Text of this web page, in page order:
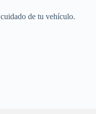
de tu vehículo.